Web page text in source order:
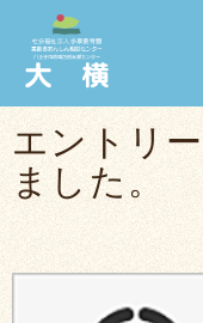
エントリ
ました。